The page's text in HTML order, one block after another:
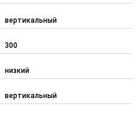
вертикальный
300
низкий
вертикальный